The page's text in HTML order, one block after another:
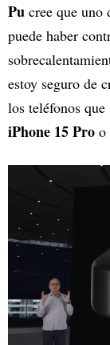
Pu cree que uno
puede haber
estoy seguro de
los teléfonos
iPhone 15 Pro o